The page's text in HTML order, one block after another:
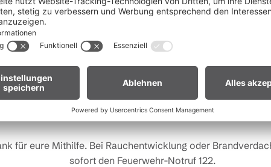
das Golfen in einem einstündigen Training unter
& Bälle. Nach einer kurzen Erklärung der wichtigsten
kannst du jede Menge Testschläge auf der Driving
darum sichere Dir schnell Deinen Platz beim
der anhaltenden Trockenheit gilt in
Waldnähe und in Uferzonen streng verboten.
euch um erhöhte Aufmerksamkeit und einen besonders
Umgang mit der Natur.
Biker:innen:Legt euer Bike nach längeren Abfahrten nicht
Gras. Heiße Bremsscheiben können trockenes Gras
für eure Mithilfe. Bei Rauchentwicklung oder
sofort den Feuerwehr-Notruf 122.